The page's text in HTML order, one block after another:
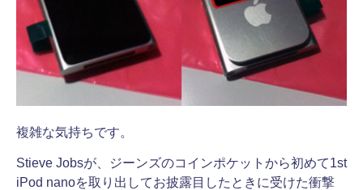
複雑な気持ちです。
Stieve Jobsが、ジーンズのコインポケットから初めて1st
iPod nanoを取り出してお披露目したときに受けた衝撃